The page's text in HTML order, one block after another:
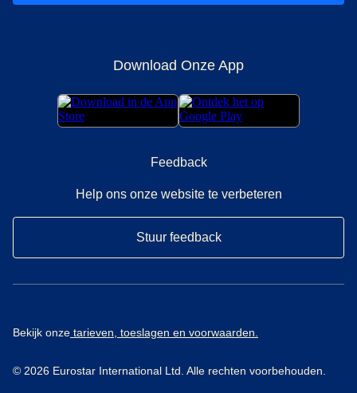
Download Onze App
Feedback
Help ons onze website te verbeteren
Stuur feedback
Bekijk onze tarieven, toeslagen en voorwaarden.
© 2026 Eurostar International Ltd. Alle rechten voorbehouden.